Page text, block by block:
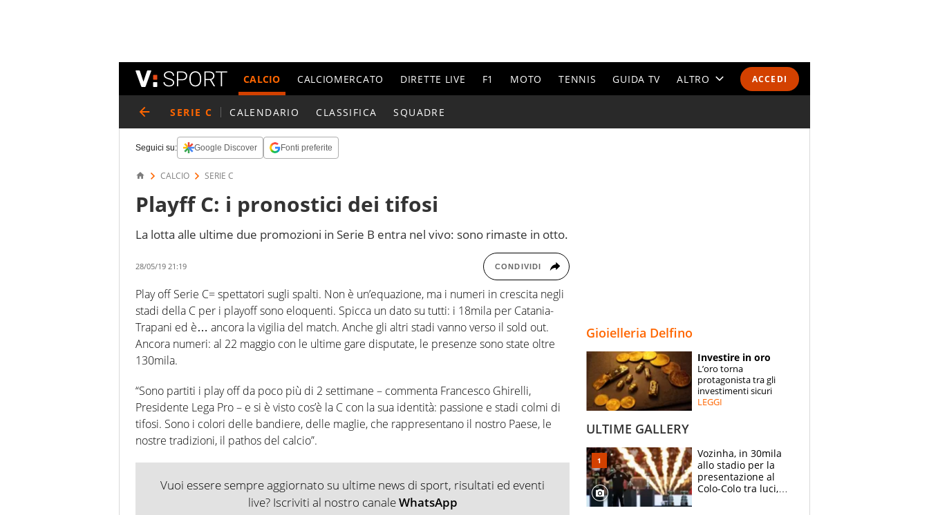
ACCEDI
CALCIO CALCIOMERCATO DIRETTE LIVE F1 MOTO TENNIS GUIDA TV ALTRO
ESPERTI
CONTATTI
SERIE C CALENDARIO CLASSIFICA SQUADRE
Seguici su: Google Discover Fonti preferite
CALCIO SERIE C
Playff C: i pronostici dei tifosi
La lotta alle ultime due promozioni in Serie B entra nel vivo: sono rimaste in otto.
28/05/19 21:19 CONDIVIDI
Play off Serie C= spettatori sugli spalti. Non è un’equazione, ma i numeri in crescita negli
stadi della C per i playoff sono eloquenti. Spicca un dato su tutti: i 18mila per Catania-
Trapani ed è… ancora la vigilia del match. Anche gli altri stadi vanno verso il sold out.
Ancora numeri: al 22 maggio con le ultime gare disputate, le presenze sono state oltre
130mila.
“Sono partiti i play off da poco più di 2 settimane – commenta Francesco Ghirelli,
Presidente Lega Pro – e si è visto cos’è la C con la sua identità: passione e stadi colmi di
tifosi. Sono i colori delle bandiere, delle maglie, che rappresentano il nostro Paese, le
nostre tradizioni, il pathos del calcio”.
Vuoi essere sempre aggiornato su ultime news di sport, risultati ed eventi
live? Iscriviti al nostro canaleWhatsApp
Gioielleria Delfino
Investire in oro
L’oro torna
protagonista tra gli
investimenti sicuri
LEGGI
ULTIME GALLERY
Vozinha, in 30mila
allo stadio per la
presentazione al
Colo-Colo tra luci,